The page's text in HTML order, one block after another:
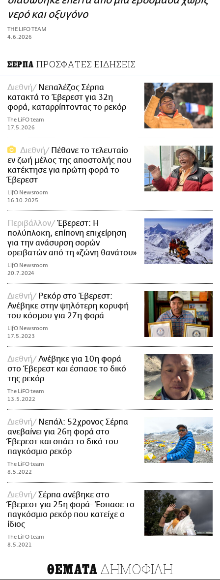
ΑΜΠΑ
PRINT
νερό και οξυγόνο
THE LIFO TEAM
4.6.2026
ΣΕΡΠΑ ΠΡΟΣΦΑΤΕΣ ΕΙΔΗΣΕΙΣ
Διεθνή
Νεπαλέζος Σέρπα
κατακτά το Έβερεστ για 32η
φορά, καταρρίπτοντας το ρεκόρ
The LiFO team
17.5.2026
Διεθνή
Πέθανε το τελευταίο
εν ζωή μέλος της αποστολής που
κατέκτησε για πρώτη φορά το
Έβερεστ
LifO Newsroom
16.10.2025
Περιβάλλον
Έβερεστ: Η
πολύπλοκη, επίπονη επιχείρηση
για την ανάσυρση σορών
ορειβατών από τη «ζώνη θανάτου»
LifO Newsroom
20.7.2024
Διεθνή
Ρεκόρ στο Έβερεστ:
Ανέβηκε στην ψηλότερη κορυφή
του κόσμου για 27η φορά
LifO Newsroom
17.5.2023
Διεθνή
Ανέβηκε για 10η φορά
στο Έβερεστ και έσπασε το δικό
της ρεκόρ
The LiFO team
13.5.2022
Διεθνή
Νεπάλ: 52χρονος Σέρπα
ανεβαίνει για 26η φορά στο
Έβερεστ και σπάει το δικό του
παγκόσμιο ρεκόρ
The LiFO team
8.5.2022
Διεθνή
Σέρπα ανέβηκε στο
Έβερεστ για 25η φορά- Έσπασε το
παγκόσμιο ρεκόρ που κατείχε ο
ίδιος
The LiFO team
8.5.2021
ΘΕΜΑΤΑ ΔΗΜΟΦΙΛΗ